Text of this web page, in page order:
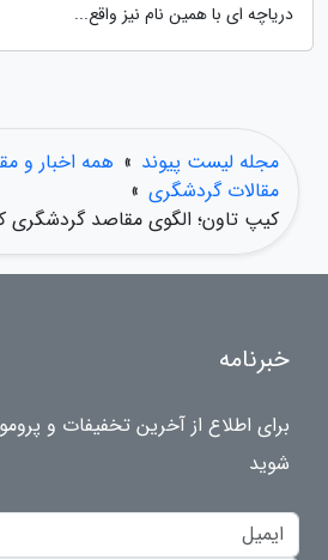
دریاچه ای با همین نام نیز واقع...
مجله لیست پیوند » همه اخبار و
مقالات گردشگری »
کیپ تاون؛ الگوی مقاصد
خبرنامه
برای اطلاع از آخرین تخفیفات و
شوید